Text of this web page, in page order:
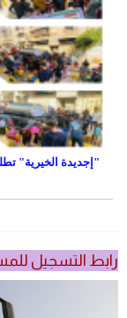
"إجديدة الخيرية"
رابط التسجيل